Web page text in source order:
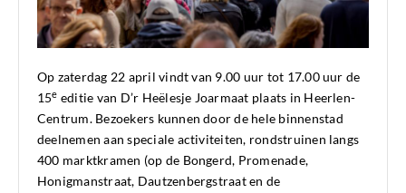
Op zaterdag 22 april vindt van 9.00 uur tot 17.00 uur de
15e editie van D’r Heëlesje Joarmaat plaats in Heerlen-
Centrum. Bezoekers kunnen door de hele binnenstad
deelnemen aan speciale activiteiten, rondstruinen langs
400 marktkramen (op de Bongerd, Promenade,
Honigmanstraat, Dautzenbergstraat en de